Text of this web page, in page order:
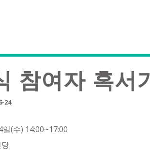
참여자 혹서
24
(수) 14:00~17:00